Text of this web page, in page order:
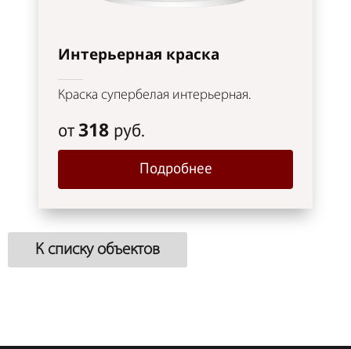
Интерьерная краска
Краска супербелая интерьерная.
от 318 руб.
Подробнее
К списку объектов